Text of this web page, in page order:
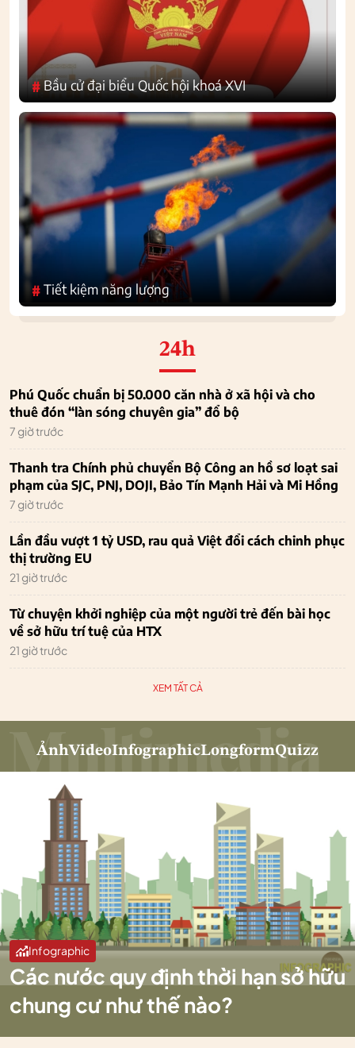
#Bầu cử đại biểu Quốc hội khoá XVI
#Tiết kiệm năng lượng
24h
Phú Quốc chuẩn bị 50.000 căn nhà ở xã hội và cho
thuê đón “làn sóng chuyên gia” đổ bộ
7 giờ trước
Thanh tra Chính phủ chuyển Bộ Công an hồ sơ loạt sai
phạm của SJC, PNJ, DOJI, Bảo Tín Mạnh Hải và Mi Hồng
7 giờ trước
Lần đầu vượt 1 tỷ USD, rau quả Việt đổi cách chinh phục
thị trường EU
21 giờ trước
Từ chuyện khởi nghiệp của một người trẻ đến bài học
về sở hữu trí tuệ của HTX
21 giờ trước
XEM TẤT CẢ
ẢnhVideoInfographicLongformQuizz
Infographic
Các nước quy định thời hạn sở hữu
chung cư như thế nào?